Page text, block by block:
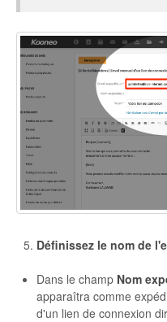
Définissez le nom de
Dans le champ Nom
apparaîtra comme
d'un lien de connexion